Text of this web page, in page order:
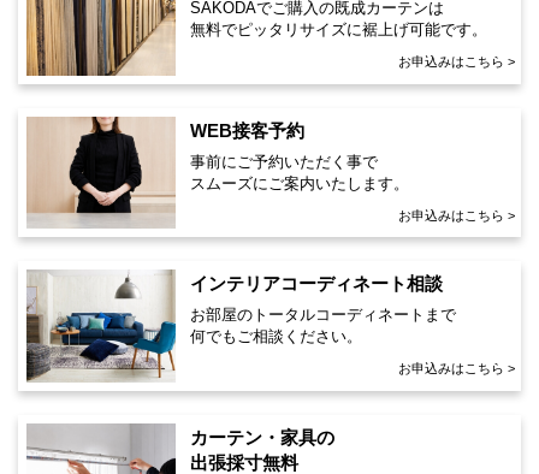
SAKODAでご購入の既成カーテンは
無料でピッタリサイズに裾上げ可能です。
お申込みはこちら >
WEB接客予約
事前にご予約いただく事で
スムーズにご案内いたします。
お申込みはこちら >
インテリアコーディネート相談
お部屋のトータルコーディネートまで
何でもご相談ください。
お申込みはこちら >
カーテン・家具の
出張採寸無料